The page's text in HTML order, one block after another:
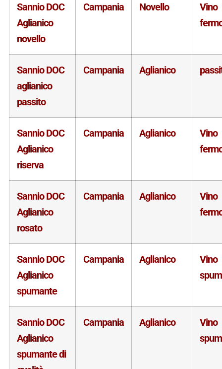
Sannio DOC
Aglianico
novello
Campania Novello
Vino
Sannio DOC
aglianico
passito
Campania Aglianico
Sannio DOC
Aglianico
riserva
Campania Aglianico
Vino
Sannio DOC
Aglianico
rosato
Campania Aglianico
Vino
Sannio DOC
Aglianico
spumante
Campania Aglianico
Vino
Sannio DOC
Aglianico
spumante di
Campania Aglianico
Vino